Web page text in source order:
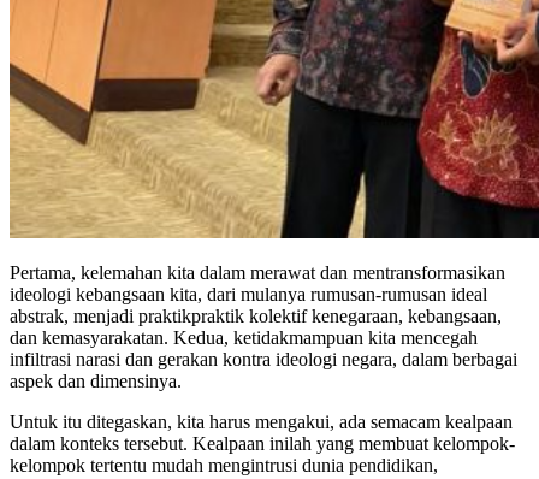
Pertama, kelemahan kita dalam merawat dan mentransformasikan
ideologi kebangsaan kita, dari mulanya rumusan-rumusan ideal
abstrak, menjadi praktikpraktik kolektif kenegaraan, kebangsaan,
dan kemasyarakatan. Kedua, ketidakmampuan kita mencegah
infiltrasi narasi dan gerakan kontra ideologi negara, dalam berbagai
aspek dan dimensinya.
Untuk itu ditegaskan, kita harus mengakui, ada semacam kealpaan
dalam konteks tersebut. Kealpaan inilah yang membuat kelompok-
kelompok tertentu mudah mengintrusi dunia pendidikan,